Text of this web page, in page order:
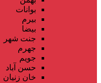
بوانات
بیرم
بیضا
جنت شهر
جهرم
جویم
حسن آباد
خان زنیان